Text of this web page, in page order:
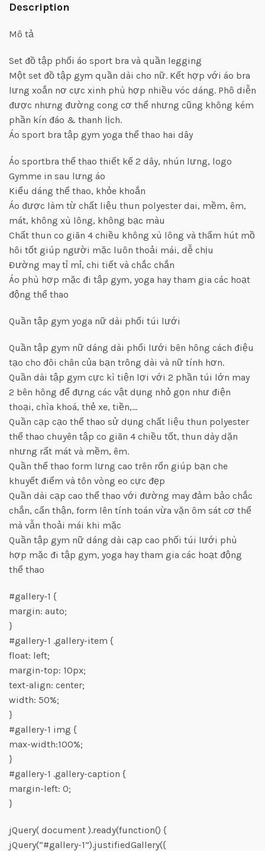
Description
Mô tả
Set đồ tập phối áo sport bra và quần legging
Một set đồ tập gym quần dài cho nữ. Kết hợp với áo bra
lưng xoắn nơ cực xinh phù hợp nhiều vóc dáng. Phô diễn
được nhưng đường cong cơ thể nhưng cũng không kém
phần kín đáo & thanh lịch.
Áo sport bra tập gym yoga thể thao hai dây
Áo sportbra thể thao thiết kế 2 dây, nhún lưng, logo
Gymme in sau lưng áo
Kiểu dáng thể thao, khỏe khoắn
Áo được làm từ chất liệu thun polyester dai, mềm, êm,
mát, không xù lông, không bạc màu
Chất thun co giãn 4 chiều không xù lông và thấm hút mồ
hôi tốt giúp người mặc luôn thoải mái, dễ chịu
Đường may tỉ mỉ, chi tiết và chắc chắn
Áo phù hợp mặc đi tập gym, yoga hay tham gia các hoạt
động thể thao
Quần tập gym yoga nữ dài phối túi lưới
Quần tập gym nữ dáng dài phối lưới bên hông cách điệu
tạo cho đôi chân của bạn trông dài và nữ tính hơn.
Quần dài tập gym cực kì tiện lợi với 2 phần túi lớn may
2 bên hông để đựng các vật dụng nhỏ gọn như điện
thoại, chìa khoá, thẻ xe, tiền,…
Quần cạp cạo thể thao sử dụng chất liệu thun polyester
thể thao chuyên tập co giãn 4 chiều tốt, thun dày dặn
nhưng rất mát và mềm, êm.
Quần thể thao form lưng cao trên rốn giúp bạn che
khuyết điểm và tôn vòng eo cực đẹp
Quần dài cạp cao thể thao với đường may đảm bảo chắc
chắn, cẩn thận, form lên tính toán vừa vặn ôm sát cơ thể
mà vẫn thoải mái khi mặc
Quần tập gym nữ dáng dài cạp cao phối túi lưới phù
hợp mặc đi tập gym, yoga hay tham gia các hoạt động
thể thao
#gallery-1 {
margin: auto;
}
#gallery-1 .gallery-item {
float: left;
margin-top: 10px;
text-align: center;
width: 50%;
}
#gallery-1 img {
max-width:100%;
}
#gallery-1 .gallery-caption {
margin-left: 0;
}
jQuery( document ).ready(function() {
jQuery(“#gallery-1”).justifiedGallery({